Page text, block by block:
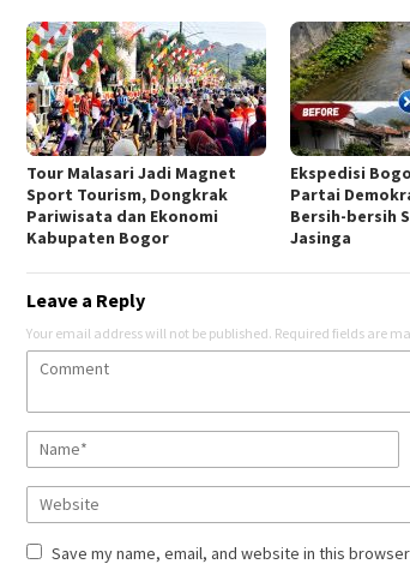
Tour Malasari Jadi Magnet
Sport Tourism, Dongkrak
Pariwisata dan Ekonomi
Kabupaten Bogor
Ekspedisi
Partai
Bersih-bersih
Jasinga
Leave a Reply
Your email address will not be published. Required fields are
Save my name, email, and website in this